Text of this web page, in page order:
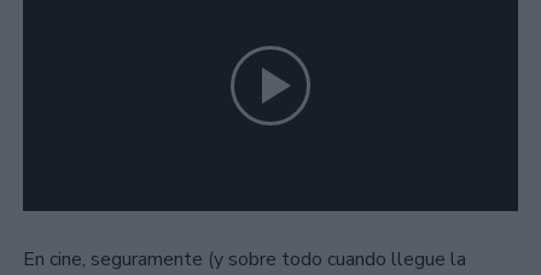
En cine, seguramente (y sobre todo cuando llegue la